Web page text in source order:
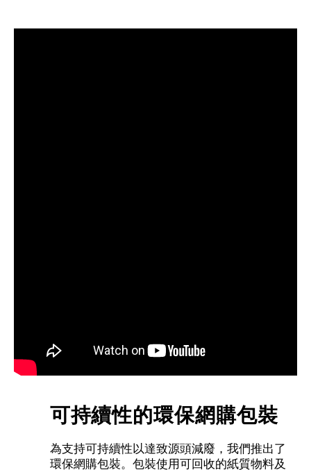
可持續性的環保網購包裝
為支持可持續性以達致源頭減廢，我們推出了
環保網購包裝。包裝使用可回收的紙質物料及